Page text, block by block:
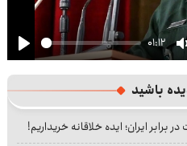
Play
01:12
باشید
برابر ایران؛ ایده خلاقانه خریداریم!